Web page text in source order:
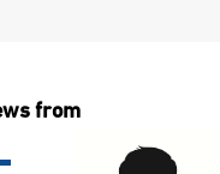
from